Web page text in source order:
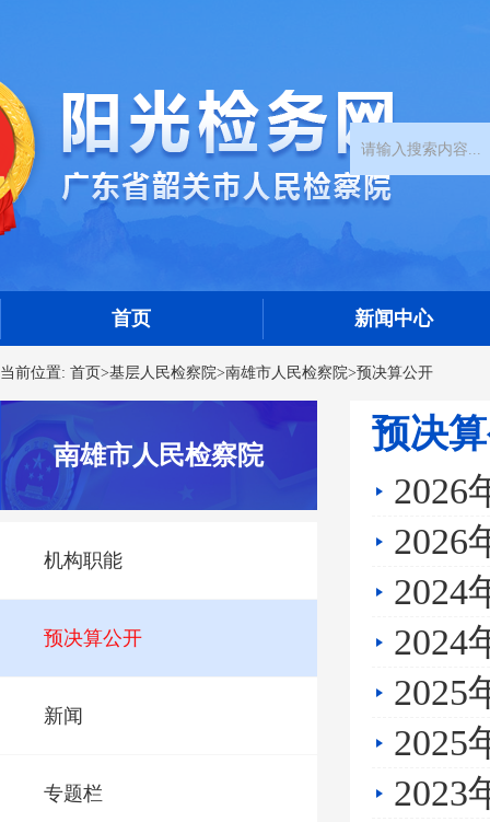
首页 新闻中心
当前位置: 首页>基层人民检察院>南雄市人民检察院>预决算公开
南雄市人民检察院
机构职能
预决算公开
新闻
专题栏
预决
2026
2026
2024
2024
2025
2025
2023